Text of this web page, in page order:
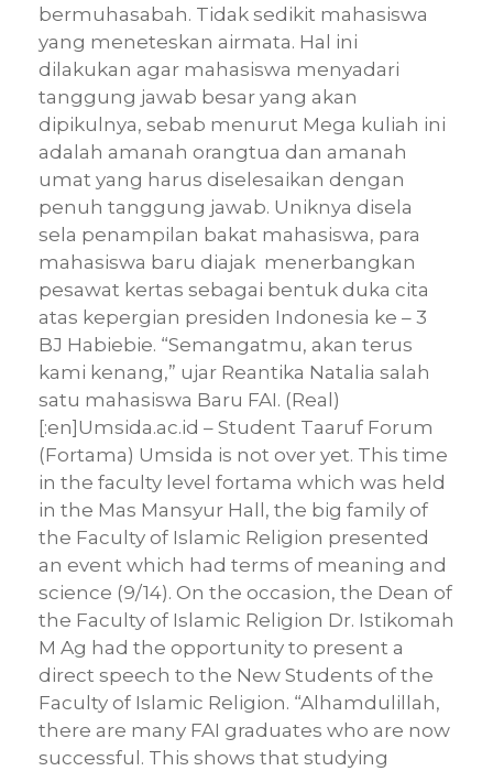
bermuhasabah. Tidak sedikit mahasiswa
yang meneteskan airmata. Hal ini
dilakukan agar mahasiswa menyadari
tanggung jawab besar yang akan
dipikulnya, sebab menurut Mega kuliah ini
adalah amanah orangtua dan amanah
umat yang harus diselesaikan dengan
penuh tanggung jawab. Uniknya disela
sela penampilan bakat mahasiswa, para
mahasiswa baru diajak menerbangkan
pesawat kertas sebagai bentuk duka cita
atas kepergian presiden Indonesia ke – 3
BJ Habiebie. “Semangatmu, akan terus
kami kenang,” ujar Reantika Natalia salah
satu mahasiswa Baru FAI. (Real)
[:en]Umsida.ac.id – Student Taaruf Forum
(Fortama) Umsida is not over yet. This time
in the faculty level fortama which was held
in the Mas Mansyur Hall, the big family of
the Faculty of Islamic Religion presented
an event which had terms of meaning and
science (9/14). On the occasion, the Dean of
the Faculty of Islamic Religion Dr. Istikomah
M Ag had the opportunity to present a
direct speech to the New Students of the
Faculty of Islamic Religion. “Alhamdulillah,
there are many FAI graduates who are now
successful. This shows that studying